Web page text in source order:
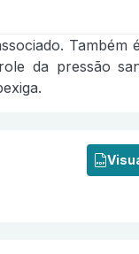
Também
da pressão